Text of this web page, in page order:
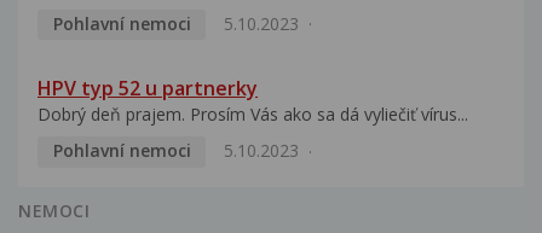
Pohlavní nemoci
5.10.2023
HPV typ 52 u partnerky
Dobrý deň prajem. Prosím Vás ako sa dá vyliečiť vírus...
Pohlavní nemoci
5.10.2023
NEMOCI